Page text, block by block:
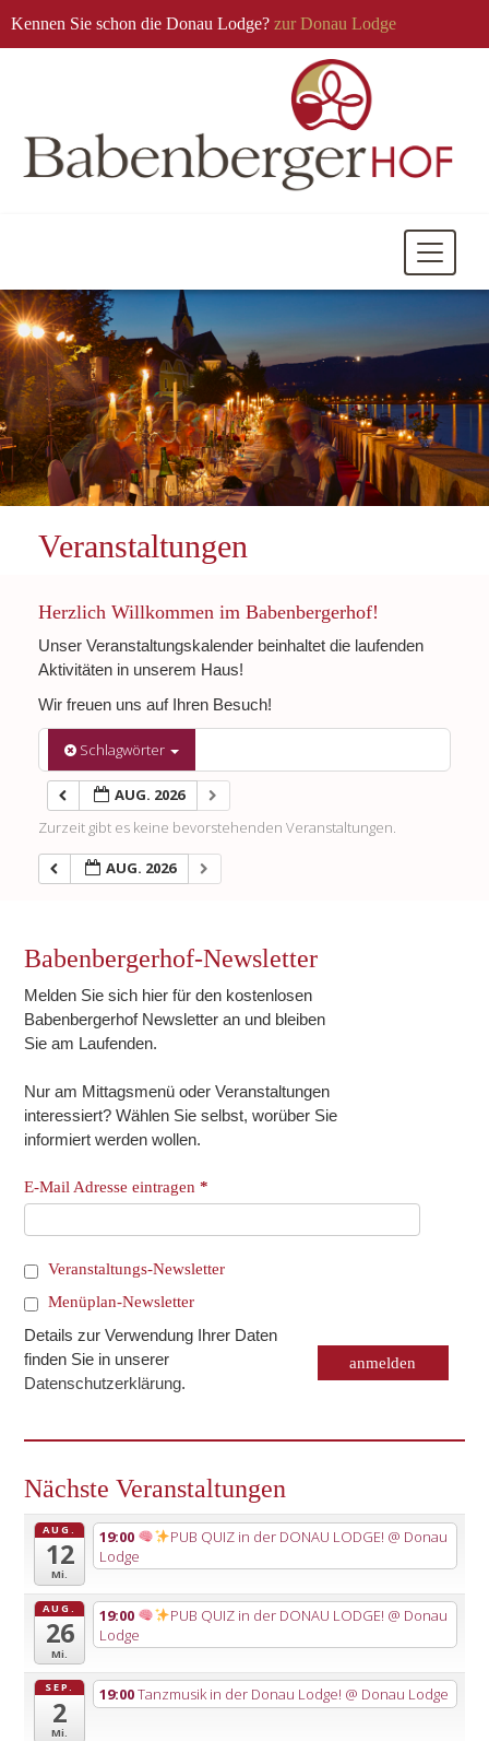
Kennen Sie schon die Donau Lodge? zur Donau Lodge
Mobile
Veranstaltungen
Herzlich Willkommen im Babenbergerhof!
Unser Veranstaltungskalender beinhaltet die laufenden
Aktivitäten in unserem Haus!
Wir freuen uns auf Ihren Besuch!
Schlagwörter
AUG. 2026
Zurzeit gibt es keine bevorstehenden Veranstaltungen.
AUG. 2026
Babenbergerhof-Newsletter
Melden Sie sich hier für den kostenlosen
Babenbergerhof Newsletter an und bleiben
Sie am Laufenden.
Nur am Mittagsmenü oder Veranstaltungen
interessiert? Wählen Sie selbst, worüber Sie
informiert werden wollen.
E-Mail Adresse eintragen*
Veranstaltungs-Newsletter
Menüplan-Newsletter
Details zur Verwendung Ihrer Daten
finden Sie in unserer
Datenschutzerklärung.
Nächste Veranstaltungen
AUG.
12
Mi.
19:00 PUB QUIZ in der DONAU LODGE! @ Donau
Lodge
AUG.
26
Mi.
19:00 PUB QUIZ in der DONAU LODGE! @ Donau
Lodge
SEP.
2
Mi.
19:00Tanzmusik in der Donau Lodge! @ Donau Lodge